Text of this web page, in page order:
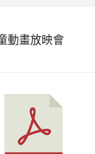
動畫放映會